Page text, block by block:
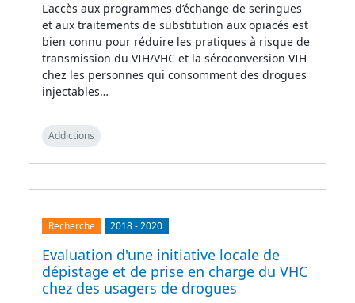
L'accès aux programmes d’échange de seringues
et aux traitements de substitution aux opiacés est
bien connu pour réduire les pratiques à risque de
transmission du VIH/VHC et la séroconversion VIH
chez les personnes qui consomment des drogues
injectables…
Addictions
Recherche 2018-2020
Evaluation d'une initiative locale de
dépistage et de prise en charge du VHC
chez des usagers de drogues